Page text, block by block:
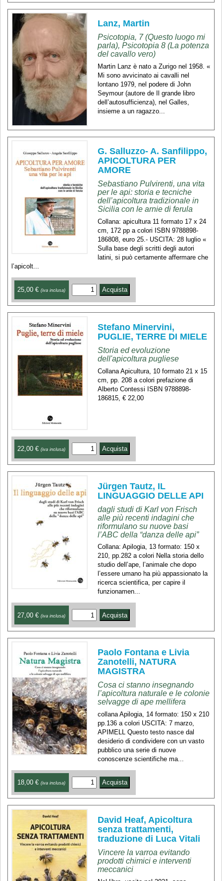
Lanz, Martin
Psicotopia, 7 (Questo luogo mi
parla), Psicotopia 8 (La potenza
del cavallo vero)
Martin Lanz è nato a Zurigo nel 1958. «
Mi sono avvicinato ai cavalli nel
lontano 1979, nel podere di John
Seymour (autore de Il grande libro
dell’autosufficienza), nel Galles,
insieme a un ragazzo...
G. Salluzzo- A. Sanfilippo,
APICOLTURA PER
AMORE
Sebastiano Pulvirenti, una vita
per le api: storia e tecniche
dell’apicoltura tradizionale in
Sicilia con le arnie di ferula
Collana: apicultura 11 formato 17 x 24
cm, 172 pp a colori ISBN 9788898-
186808, euro 25.- USCITA: 28 luglio «
Sulla base degli scritti degli autori
latini, si può certamente affermare che
l’apicolt...
25,00 € (iva inclusa)
Stefano Minervini,
PUGLIE, TERRE DI MIELE
Storia ed evoluzione
dell'apicoltura pugliese
Collana Apicultura, 10 formato 21 x 15
cm, pp. 208 a colori prefazione di
Alberto Contessi ISBN 9788898-
186815, € 22,00
22,00 € (iva inclusa)
Jürgen Tautz, IL
LINGUAGGIO DELLE API
dagli studi di Karl von Frisch
alle più recenti indagini che
riformulano su nuove basi
l’ABC della “danza delle api”
Collana: Apilogia, 13 formato: 150 x
210, pp.282 a colori Nella storia dello
studio dell’ape, l’animale che dopo
l’essere umano ha più appassionato la
ricerca scientifica, per capire il
funzionamen...
27,00 € (iva inclusa)
Paolo Fontana e Livia
Zanotelli, NATURA
MAGISTRA
Cosa ci stanno insegnando
l’apicoltura naturale e le colonie
selvagge di ape mellifera
collana Apilogia, 14 formato: 150 x 210
pp.136 a colori USCITA: 7 marzo,
APIMELL Questo testo nasce dal
desiderio di condividere con un vasto
pubblico una serie di nuove
conoscenze scientifiche ma...
18,00 € (iva inclusa)
David Heaf, Apicoltura
senza trattamenti,
traduzione di Luca Vitali
Vincere la varroa evitando
prodotti chimici e interventi
meccanici